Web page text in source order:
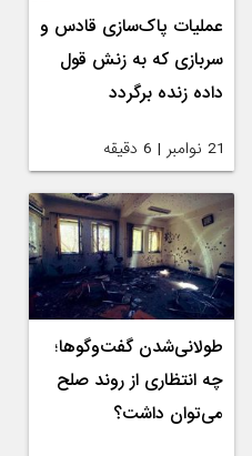
عملیات پاک‌سازی قادس و
سربازی که به زنش قول
داده زنده برگردد
21 نوامبر | 6 دقیقه
طولانی‌شدن گفت‌وگوها؛
چه انتظاری از روند صلح
می‌توان داشت؟